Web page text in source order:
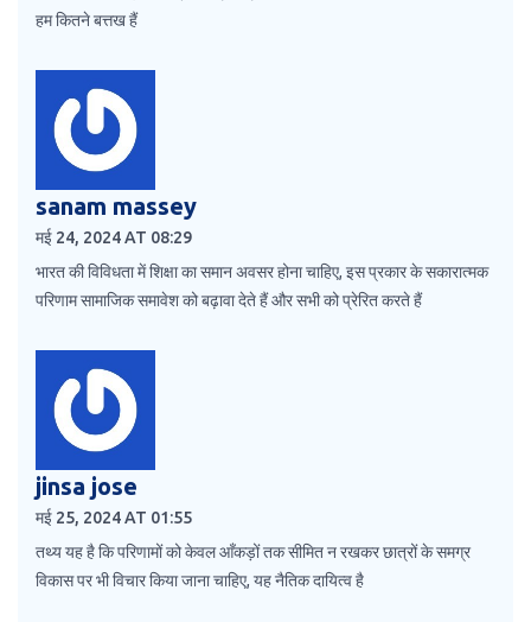
हम कितने बत्तख हैं
sanam massey
मई 24, 2024 AT 08:29
भारत की विविधता में शिक्षा का समान अवसर होना चाहिए, इस प्रकार के सकारात्मक
परिणाम सामाजिक समावेश को बढ़ावा देते हैं और सभी को प्रेरित करते हैं
jinsa jose
मई 25, 2024 AT 01:55
तथ्य यह है कि परिणामों को केवल आँकड़ों तक सीमित न रखकर छात्रों के समग्र
विकास पर भी विचार किया जाना चाहिए, यह नैतिक दायित्व है